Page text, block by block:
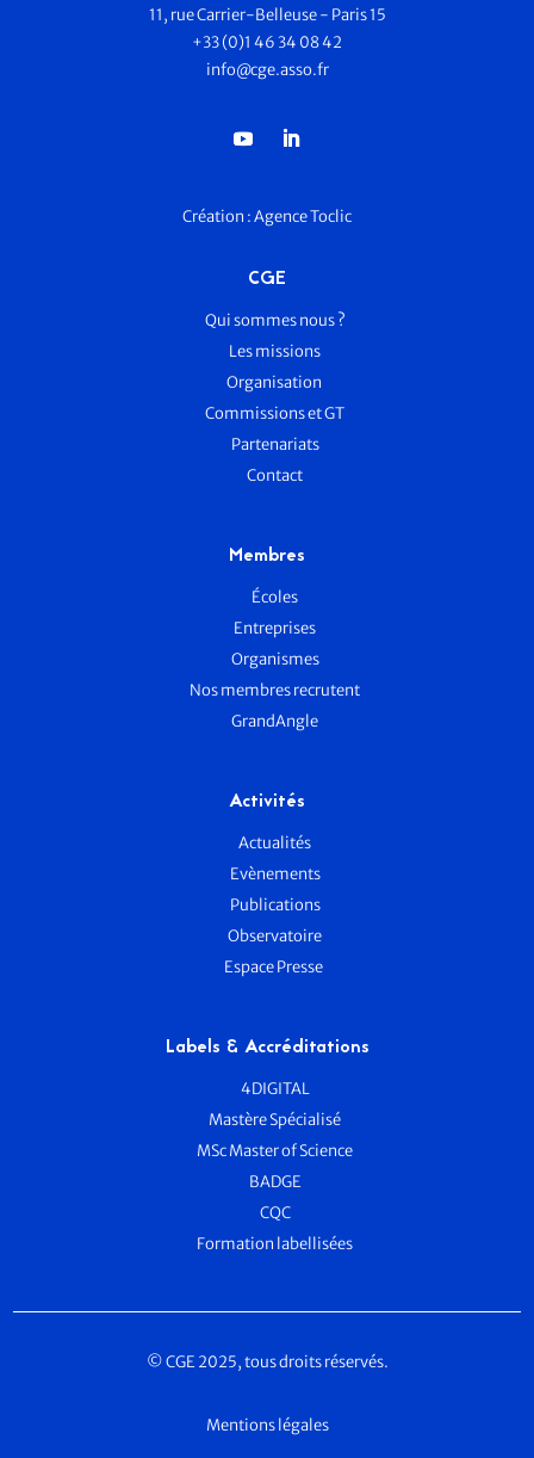
11, rue Carrier-Belleuse - Paris 15
+33 (0)1 46 34 08 42
info@cge.asso.fr
Création :Agence Toclic
CGE
Qui sommes nous ?
Les missions
Organisation
Commissions et GT
Partenariats
Contact
Membres
Écoles
Entreprises
Organismes
Nos membres recrutent
GrandAngle
Activités
Actualités
Evènements
Publications
Observatoire
Espace Presse
Labels & Accréditations
4DIGITAL
Mastère Spécialisé
MSc Master of Science
BADGE
CQC
Formation labellisées
© CGE 2025, tous droits réservés.
Mentions légales